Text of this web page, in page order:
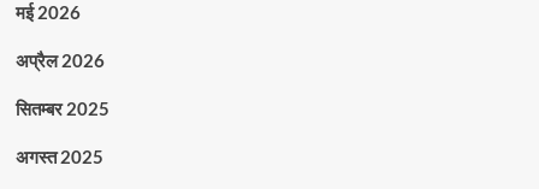
मई 2026
अप्रैल 2026
सितम्बर 2025
अगस्त 2025